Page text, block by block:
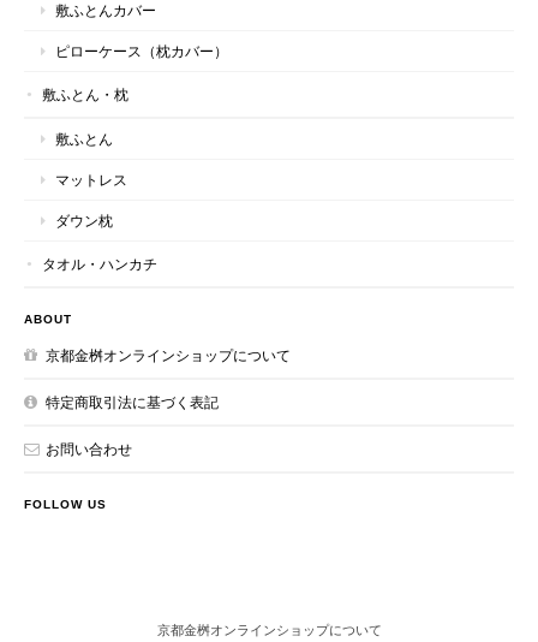
敷ふとんカバー
ピローケース（枕カバー）
敷ふとん・枕
敷ふとん
マットレス
ダウン枕
タオル・ハンカチ
ABOUT
京都金桝オンラインショップについて
特定商取引法に基づく表記
お問い合わせ
FOLLOW US
京都金桝オンラインショップについて